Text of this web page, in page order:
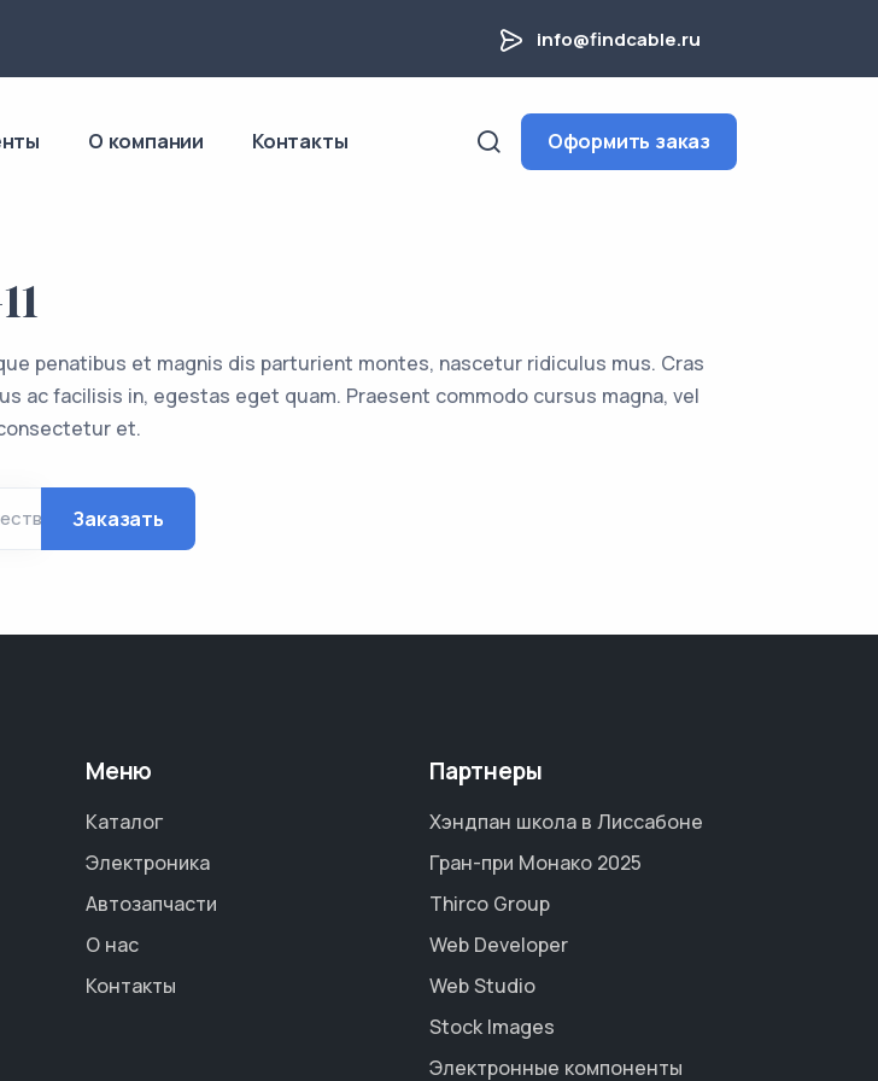
info@findcable.ru
О компании Контакты Оформить заказ
penatibus et magnis dis parturient montes, nascetur ridiculus mus. Cras
ac facilisis in, egestas eget quam. Praesent commodo cursus magna, vel
et.
Заказать
Меню
Каталог
Электроника
Автозапчасти
О нас
Контакты
Партнеры
Хэндпан школа в Лиссабоне
Гран-при Монако 2025
Thirco Group
Web Developer
Web Studio
Stock Images
Электронные компоненты